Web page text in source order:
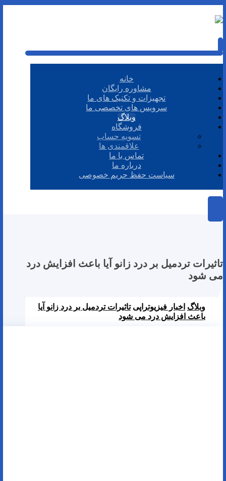
خانه
مشاوره رایگان
تجهیزات و تکنیک های ما
سرویس های تخصصی ما
وبلاگ
فروشگاه
تسویه حساب
علاقمندی ها
تماس با ما
درباره ما
سیاست حفظ حریم خصوصی
تاثیرات تردمیل بر درد زانو آیا باعث افزایش درد
می شود
وبلاگ اخبار فیزیوتراپی تاثیرات تردمیل بر درد زانو آیا
باعث افزایش درد می شود